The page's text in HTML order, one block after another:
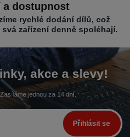
a dostupnost
rychlé dodání dílů, což
zařízení denně spoléhají.
akce a slevy!
jednou za 14 dní.
Přihlásit se